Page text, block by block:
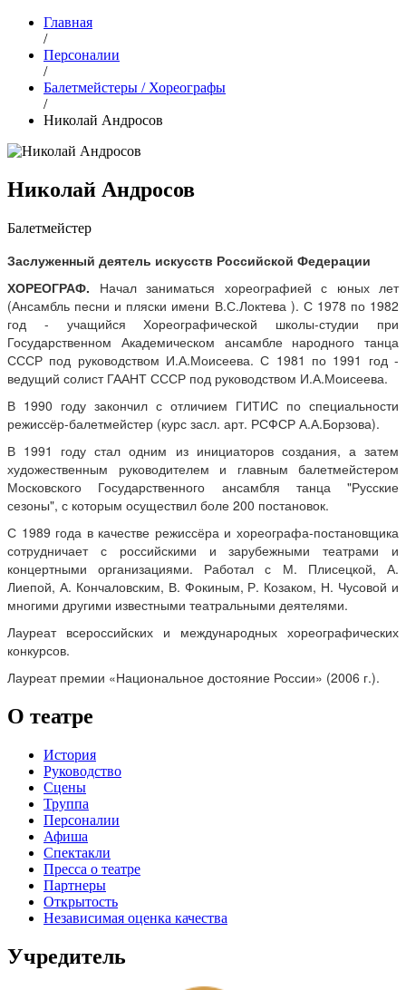
Главная
/
Персоналии
/
Балетмейстеры / Хореографы
/
Николай Андросов
Николай Андросов
Балетмейстер
Заслуженный деятель искусств Российской Федерации
ХОРЕОГРАФ. Начал заниматься хореографией с юных лет
(Ансамбль песни и пляски имени В.С.Локтева ). С 1978 по 1982
год - учащийся Хореографической школы-студии при
Государственном Академическом ансамбле народного танца
СССР под руководством И.А.Моисеева. С 1981 по 1991 год -
ведущий солист ГААНТ СССР под руководством И.А.Моисеева.
В 1990 году закончил с отличием ГИТИС по специальности
режиссёр-балетмейстер (курс засл. арт. РСФСР А.А.Борзова).
В 1991 году стал одним из инициаторов создания, а затем
художественным руководителем и главным балетмейстером
Московского Государственного ансамбля танца "Русские
сезоны", с которым осуществил боле 200 постановок.
С 1989 года в качестве режиссёра и хореографа-постановщика
сотрудничает с российскими и зарубежными театрами и
концертными организациями. Работал с М. Плисецкой, А.
Лиепой, А. Кончаловским, В. Фокиным, Р. Козаком, Н. Чусовой и
многими другими известными театральными деятелями.
Лауреат всероссийских и международных хореографических
конкурсов.
Лауреат премии «Национальное достояние России» (2006 г.).
О театре
История
Руководство
Сцены
Труппа
Персоналии
Афиша
Спектакли
Пресса о театре
Партнеры
Открытость
Независимая оценка качества
Учредитель